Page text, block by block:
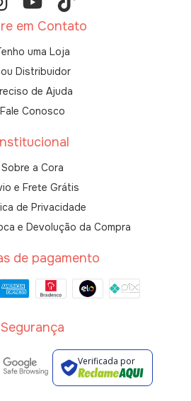
em Contato
uma Loja
Distribuidor
de Ajuda
Fale Conosco
Sobre a Cora
e Frete Grátis
de Privacidade
e Devolução da Compra
de pagamento
Segurança
Verificada por